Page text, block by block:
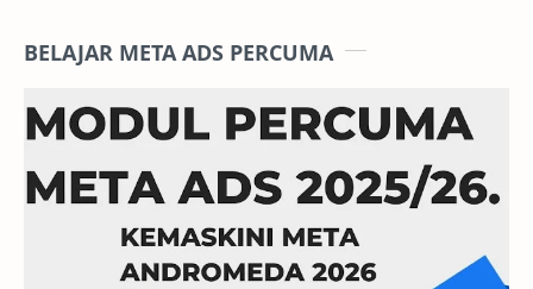
BELAJAR META ADS PERCUMA